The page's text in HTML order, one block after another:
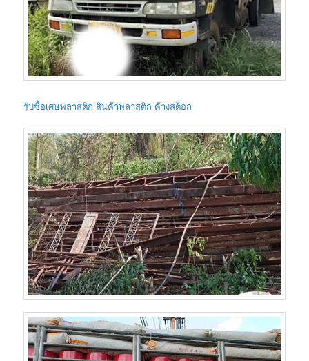
รับซื้อเศษพลาสติก สินค้าพลาสติก ค้างสต็อก